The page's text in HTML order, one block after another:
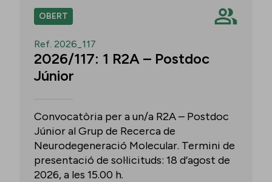
OBERT
Ref. 2026_117
2026/117: 1 R2A – Postdoc
Júnior
Convocatòria per a un/a R2A – Postdoc
Júnior al Grup de Recerca de
Neurodegeneració Molecular. Termini de
presentació de sol·licituds: 18 d’agost de
2026, a les 15.00 h.